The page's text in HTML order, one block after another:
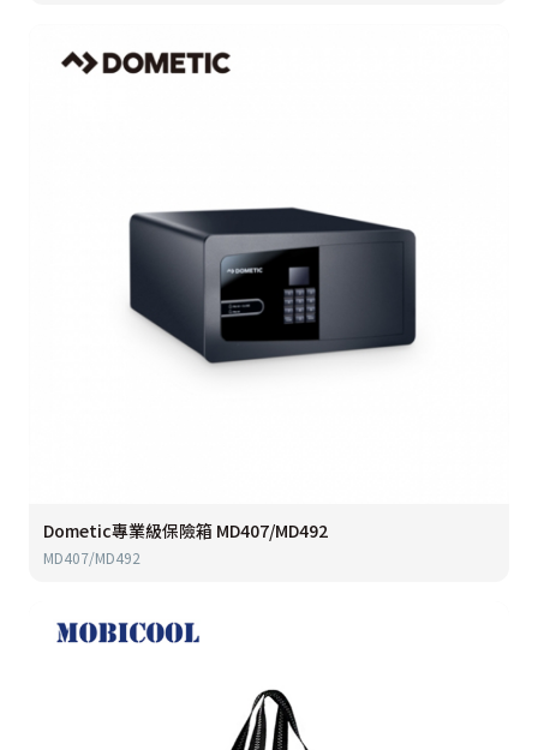
Dometic專業級保險箱 MD407/MD492
MD407/MD492